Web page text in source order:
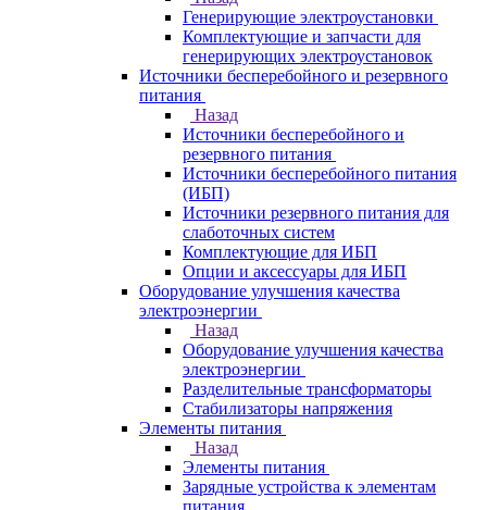
Генерирующие электроустановки
Комплектующие и запчасти для
генерирующих электроустановок
Источники бесперебойного и резервного
питания
Назад
Источники бесперебойного и
резервного питания
Источники бесперебойного питания
(ИБП)
Источники резервного питания для
слаботочных систем
Комплектующие для ИБП
Опции и аксессуары для ИБП
Оборудование улучшения качества
электроэнергии
Назад
Оборудование улучшения качества
электроэнергии
Разделительные трансформаторы
Стабилизаторы напряжения
Элементы питания
Назад
Элементы питания
Зарядные устройства к элементам
питания